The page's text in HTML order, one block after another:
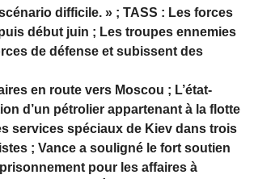
difficile. » ; TASS : Les forces
début juin ; Les troupes ennemies
de défense et subissent des
en route vers Moscou ; L’état-
d’un pétrolier appartenant à la flotte
services spéciaux de Kiev dans trois
; Vance a souligné le fort soutien
pour les affaires à